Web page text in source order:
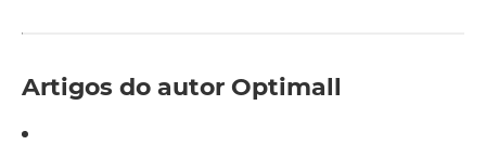
Artigos do autor Optimall